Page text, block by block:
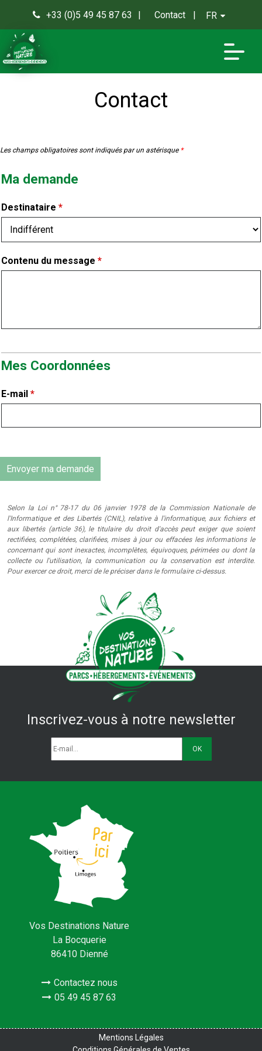
+33 (0)5 49 45 87 63 Contact FR
Contact
Les champs obligatoires sont indiqués par un astérisque *
Ma demande
Destinataire *
Contenu du message *
Mes Coordonnées
E-mail *
Selon la Loi n° 78-17 du 06 janvier 1978 de la Commission Nationale de
l'Informatique et des Libertés (CNIL), relative à l'informatique, aux fichiers et
aux libertés (article 36), le titulaire du droit d'accès peut exiger que soient
rectifiées, complétées, clarifiées, mises à jour ou effacées les informations le
concernant qui sont inexactes, incomplètes, équivoques, périmées ou dont la
collecte ou l'utilisation, la communication ou la conservation est interdite.
Pour exercer ce droit, merci de le préciser dans le formulaire ci-dessus.
Inscrivez-vous à notre newsletter
Vos Destinations Nature
La Bocquerie
86410 Dienné
Contactez nous
05 49 45 87 63
Mentions Légales